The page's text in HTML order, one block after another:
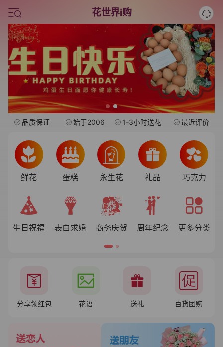
中考
水果礼盒
花世界i购
品质保证 始于2006 1-3小时送花 最近评价
鲜花 蛋糕 永生花 礼品 巧克力
生日祝福 表白求婚 商务庆贺 周年纪念 更多分类
分享领红包 花语 送礼 百货团购